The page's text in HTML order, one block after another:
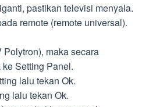
pastikan televisi menyala.
remote (remote universal).
maka secara
Setting Panel.
lalu tekan Ok.
lalu tekan Ok.